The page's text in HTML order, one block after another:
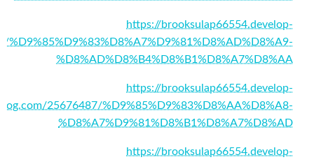
https://brooksulap66554.develop-
%D9%85%D9%83%D8%A7%D9%81%D8%AD%D8%A9-
%D8%AD%D8%B4%D8%B1%D8%A7%D8%AA
https://brooksulap66554.develop-
25676487/%D9%85%D9%83%D8%AA%D8%A8-
%D8%A7%D9%81%D8%B1%D8%A7%D8%AD
https://brooksulap66554.develop-